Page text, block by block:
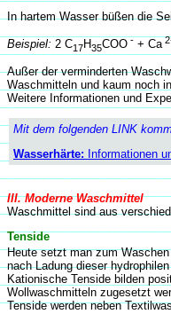
Inhartem Wasser büßen die
Beispiel: 2 C17H35COO- + Ca
Außer der verminderten
Waschmitteln und kaum noch
Weitere Informationen und
Mit dem folgenden LINK
Wasserhärte: Informationen
III. Moderne Waschmittel
Waschmittel sind aus
Tenside
Heute setzt man zum
nach Ladung dieser
Kationische Tenside bilden
Wollwaschmitteln zugesetzt
Tenside werden neben